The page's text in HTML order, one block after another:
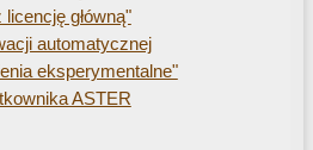
główną"
automatycznej
eksperymentalne"
ASTER